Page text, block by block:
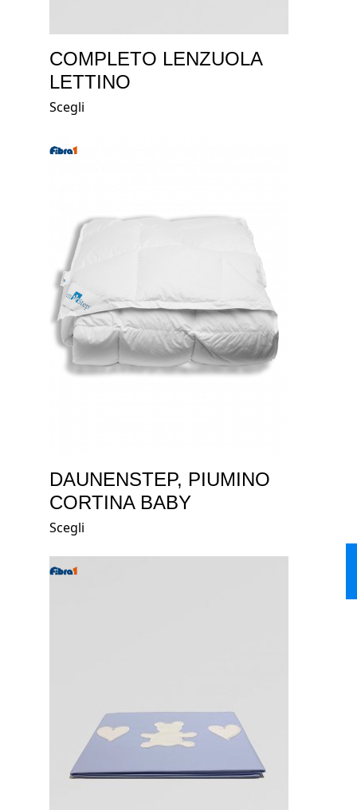
COMPLETO LENZUOLA
LETTINO
Scegli
DAUNENSTEP, PIUMINO
CORTINA BABY
Scegli